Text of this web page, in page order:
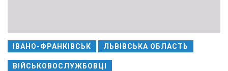
ІВАНО-ФРАНКІВСЬК ЛЬВІВСЬКА ОБЛАСТЬ
ВІЙСЬКОВОСЛУЖБОВЦІ